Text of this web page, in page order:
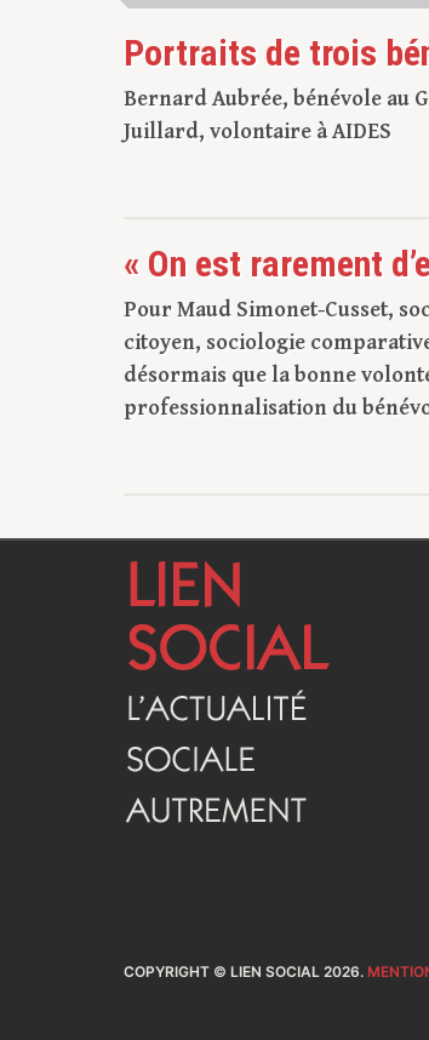
Portraits de trois
Bernard Aubrée, bénévole au
Juillard, volontaire à AIDES
« On est rarement
Pour Maud Simonet-Cusset,
citoyen, sociologie
désormais que la bonne
professionnalisation du
COPYRIGHT © LIEN SOCIAL 2026.